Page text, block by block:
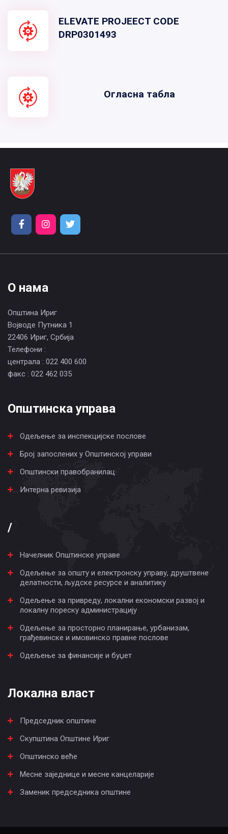
ELEVATE PROJEECT CODE
DRP0301493
Огласна табла
О нама
Општина Ириг
Војводе Путника 1
22406 Ириг, Србија
Телефони :
централа : 022 400 600
факс : 022 462 035
Општинска управа
Одељење за инспекцијске послове
Број запослених у Општинској управи
Општински правобранилац
Интерна ревизија
/
Начелник Општинске управе
Одељење за општу и електронску управу, друштвене
делатности, људске ресурсе и аналитику
Одељење за привреду, локални економски развој и
локалну пореску администрацију
Одељење за просторно планирање, урбанизам,
грађевинске и имовинско правне послове
Одељење за финансије и буџет
Локална власт
Председник општине
Скупштина Општине Ириг
Општинско веће
Месне заједнице и месне канцеларије
Заменик председника општине